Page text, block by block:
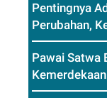
Pentingnya
Perubahan,
Pawai Satwa